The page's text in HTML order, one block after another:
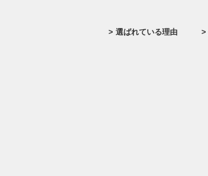
選ばれている理由